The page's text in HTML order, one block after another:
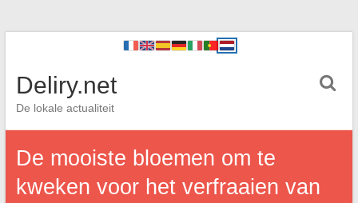
Deliry.net
De lokale actualiteit
De mooiste bloemen om te
kweken voor het verfraaien van